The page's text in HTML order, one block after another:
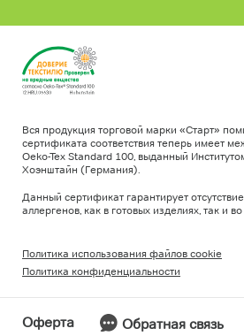
Оферта Обратная связь
Вся продукция торговой марки «Старт»
сертификата соответствия теперь имеет
Oeko-Tex Standard 100, выданный
Хоэнштайн (Германия).
Данный сертификат гарантирует
аллергенов, как в готовых изделиях, так и
Политика использования файлов cookie
Политика конфиденциальности